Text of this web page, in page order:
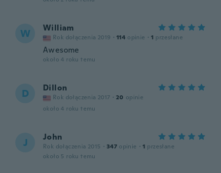
W William
Rok dołączenia 2019 · 114 opinie · 1 przesłane
Awesome
około 4 roku temu
D Dillon
Rok dołączenia 2017 · 20 opinie
około 4 roku temu
J John
Rok dołączenia 2015 · 347 opinie · 1 przesłane
około 5 roku temu